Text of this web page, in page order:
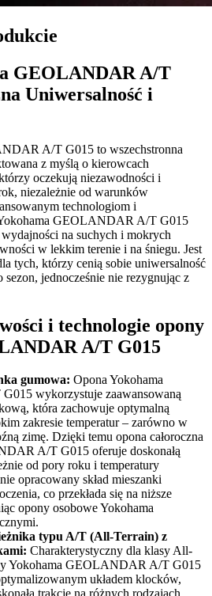
GEOLANDAR A/T
Uniwersalność i
A/T G015 to wszechstronna
z myślą o kierowcach
oczekują niezawodności i
niezależnie od warunków
technologiom i
GEOLANDAR A/T G015
na suchych i mokrych
w lekkim terenie i na śniegu. Jest
tych, którzy cenią sobie uniwersalność
jednocześnie nie rezygnując z
i technologie opony
A/T G015
gumowa: Opona Yokohama
wykorzystuje zaawansowaną
która zachowuje optymalną
zakresie temperatur – zarówno w
zimę. Dzięki temu opona całoroczna
A/T G015 oferuje doskonałą
od pory roku i temperatury
opracowany skład mieszanki
co przekłada się na niższe
opony osobowe Yokohama
typu A/T (All-Terrain) z
Charakterystyczny dla klasy All-
Yokohama GEOLANDAR A/T G015
układem klocków,